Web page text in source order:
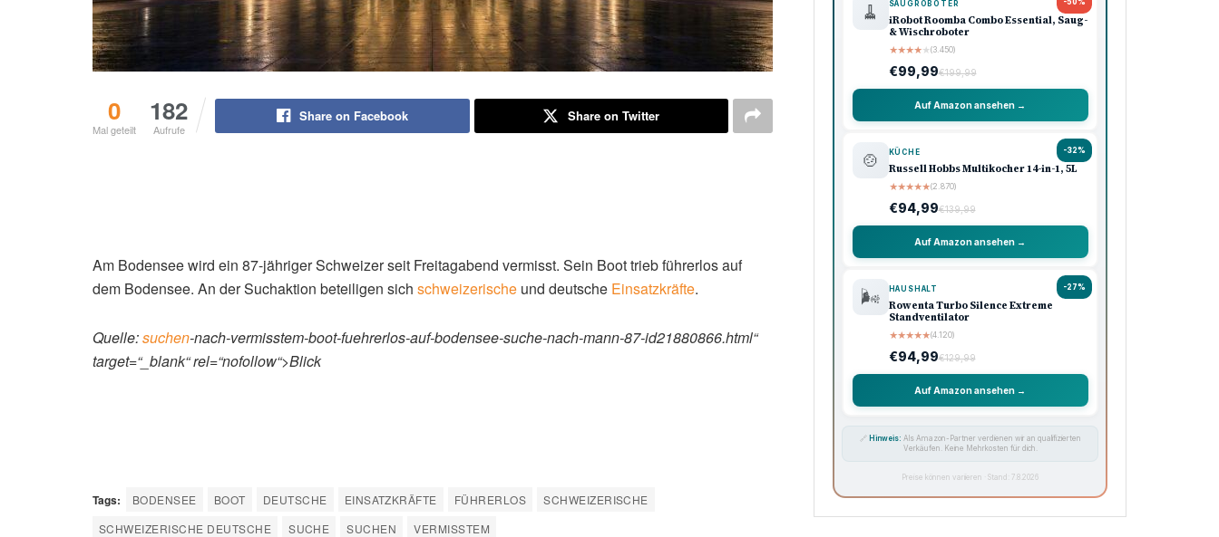
0
Mal geteilt
182
Aufrufe
Share on Facebook Share on Twitter
Am Bodensee wird ein 87-jähriger Schweizer seit Freitagabend vermisst. Sein Boot trieb führerlos auf
dem Bodensee. An der Suchaktion beteiligen sich schweizerische und deutsche Einsatzkräfte.
Quelle:suchen-nach-vermisstem-boot-fuehrerlos-auf-bodensee-suche-nach-mann-87-id21880866.html“
target=“_blank“ rel=“nofollow“>Blick
Tags: BODENSEE BOOT DEUTSCHE EINSATZKRÄFTE FÜHRERLOS
SCHWEIZERISCHE
SCHWEIZERISCHE DEUTSCHE
SUCHE SUCHEN VERMISSTEM
🧹 SAUGROBOTER
iRobot Roomba Combo Essential, Saug-
& Wischroboter
★★★★★(3.450)
€99,99€199,99
Auf Amazon ansehen →
-32%
🍲 KÜCHE
Russell Hobbs Multikocher 14-in-1, 5L
★★★★★(2.870)
€94,99€139,99
Auf Amazon ansehen →
-27%
🌬️ HAUSHALT
Rowenta Turbo Silence Extreme
Standventilator
★★★★★(4.120)
€94,99€129,99
Auf Amazon ansehen →
🔗 Hinweis: Als Amazon-Partner verdienen wir an qualifizierten
Verkäufen. Keine Mehrkosten für dich.
Preise können variieren · Stand: 7.8.2026